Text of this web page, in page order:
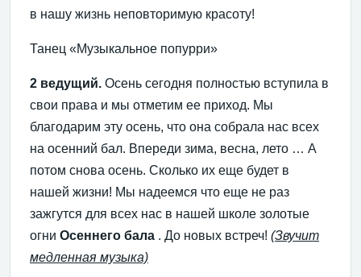
в нашу жизнь неповторимую красоту!
Танец «Музыкальное попурри»
2 ведущий. Осень сегодня полностью вступила в
свои права и мы отметим ее приход. Мы
благодарим эту осень, что она собрала нас всех
на осенний бал. Впереди зима, весна, лето … А
потом снова осень. Сколько их еще будет в
нашей жизни! Мы надеемся что еще не раз
зажгутся для всех нас в нашей школе золотые
огни Осеннего бала . До новых встреч! (Звучит
медленная музыка)